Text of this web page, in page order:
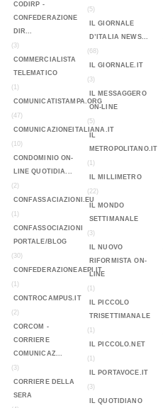
CODIRP -
CONFEDERAZIONE
DIR...
(3)
COMMERCIALISTA
TELEMATICO
(1)
COMUNICATISTAMPA.ORG
(47)
COMUNICAZIONEITALIANA.IT
(10)
CONDOMINIO ON-
LINE QUOTIDIA...
(2)
CONFASSACIAZIONI.EU
(1)
CONFASSOCIAZIONI
PORTALE/BLOG
(30)
CONFEDERAZIONEAEPI.IT
(1)
CONTROCAMPUS.IT
(2)
CORCOM -
CORRIERE
COMUNICAZ...
(3)
CORRIERE DELLA
SERA
(5)
IL GIORNALE
D’ITALIA NEWS...
(68)
IL GIORNALE.IT
(3)
IL MESSAGGERO
ON-LINE
(5)
IL
METROPOLITANO.IT
(1)
IL MILLIMETRO
(22)
IL MONDO
SETTIMANALE
(3)
IL NUOVO
RIFORMISTA ON-
LINE
(1)
IL PICCOLO
TRISETTIMANALE
(1)
IL PICCOLO.NET
(1)
IL PORTAVOCE.IT
(3)
IL QUOTIDIANO